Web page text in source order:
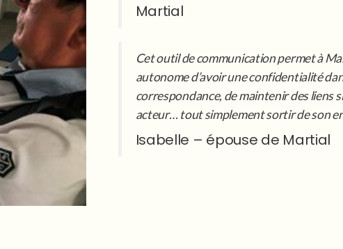
Martial
Cet outil de communication permet à
autonome d’avoir une confidentialité
correspondance, de maintenir des liens
acteur… tout simplement sortir de son
Isabelle – épouse de Martial